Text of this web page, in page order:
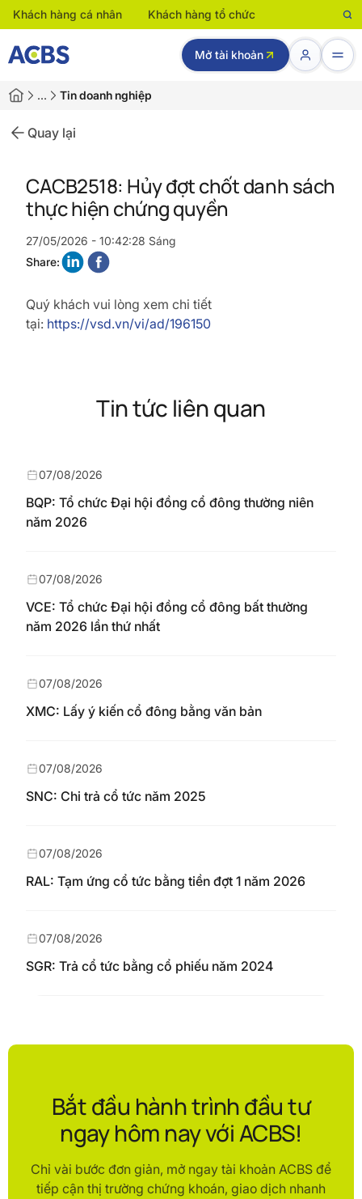
Khách hàng cá nhân Khách hàng tổ chức
Mở tài khoản
… Tin doanh nghiệp
Quay lại
CACB2518: Hủy đợt chốt danh sách
thực hiện chứng quyền
27/05/2026 - 10:42:28 Sáng
Share:
Quý khách vui lòng xem chi tiết
tại: https://vsd.vn/vi/ad/196150
Tin tức liên quan
BQP: Tổ chức Đại hội đồng cổ đông thường niên
năm 2026
07/08/2026
VCE: Tổ chức Đại hội đồng cổ đông bất thường
năm 2026 lần thứ nhất
07/08/2026
XMC: Lấy ý kiến cổ đông bằng văn bản
07/08/2026
SNC: Chi trả cổ tức năm 2025
07/08/2026
RAL: Tạm ứng cổ tức bằng tiền đợt 1 năm 2026
07/08/2026
SGR: Trả cổ tức bằng cổ phiếu năm 2024
07/08/2026
Bắt đầu hành trình đầu tư
ngay hôm nay với ACBS!
Chỉ vài bước đơn giản, mở ngay tài khoản ACBS để
tiếp cận thị trường chứng khoán, giao dịch nhanh